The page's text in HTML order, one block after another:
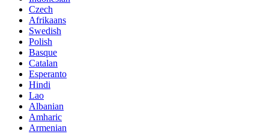
Czech
Afrikaans
Swedish
Polish
Basque
Catalan
Esperanto
Hindi
Lao
Albanian
Amharic
Armenian